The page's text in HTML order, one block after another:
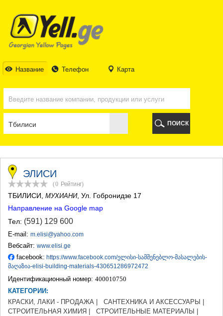
Название Телефон Карта
ТБИЛИСИ
ТБИЛИСИ
АБХАЗИЯ
ГАЛИ
БАТУМИ
КОБУЛЕТИ
ШУАХЕВИ
ЧАКВИ
ОЗУРГЕТИ
ЧОХАТАУРИ
УРЕКИ
ИМЕРЕТИЯ
БАГДАТИ
ВАНИ
ЗЕСТАФОНИ
ТЕРДЖОЛА
ТКИБУЛИ
КУТАИСИ
ЦКАЛТУБО
ЧИАТУРА
ХАРАГАУЛИ
ХОНИ
ПОИСК
ЭЛИСИ
(0 Рейтинг)
ТБИЛИСИ МУХИАНИ, Ул. Гобронидзе 17
Направление на Google map
Тел: (591) 129 600
E-mail: m.elisi@yahoo.com
Вебсайт: www.elisi.ge
facebook: https://www.facebook.com/ელისი-სამშენებლო-მასალების-
მაღაზია-elisi-building-materials-430651286972472
Идентификационный номер: 400010750
КАТЕГОРИИ:
КРАСКИ, ЛАКИ - ПРОДАЖА |
САНТЕХНИКА И АКСЕССУАРЫ |
СТРОИТЕЛЬНАЯ ХИМИЯ |
СТРОИТЕЛЬНЫЕ МАТЕРИАЛЫ |